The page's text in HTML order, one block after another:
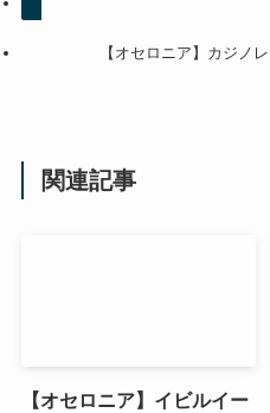
【オセロニア】カジノ
関連記事
【オセロニア】イビルイー